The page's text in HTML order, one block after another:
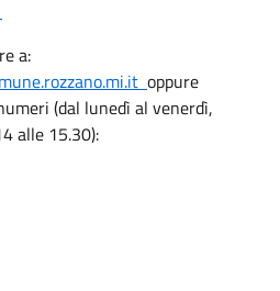
a:
oppure
(dal lunedì al venerdì,
alle 15.30):